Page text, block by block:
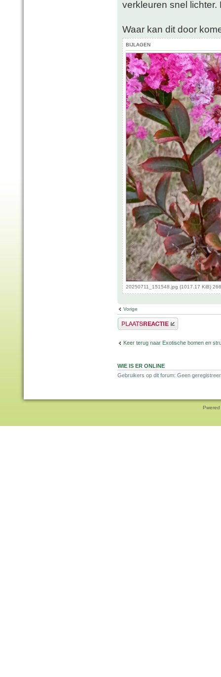
verkleuren snel
Waar kan dit door
BIJLAGEN
20250711_151548.jpg (1017.17 KiB)
Vorige
Plaats een reactie
Keer terug naar Exotische bomen en
WIE IS ER ONLINE
Gebruikers op dit forum: Geen